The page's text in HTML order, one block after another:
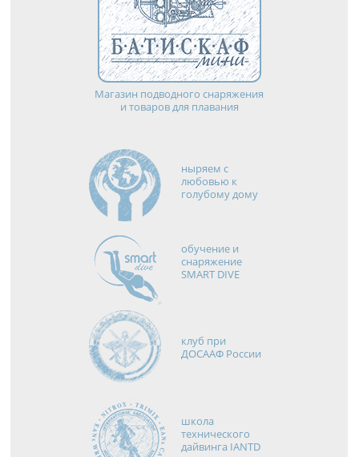
Магазин подводного снаряжения
и товаров для плавания
ныряем с
любовью к
голубому дому
обучение и
снаряжение
SMART DIVE
клуб при
ДОСААФ России
школа
технического
дайвинга IANTD